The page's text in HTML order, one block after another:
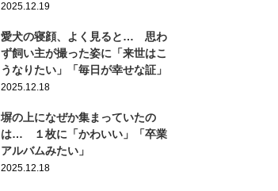
2025.12.19
愛犬の寝顔、よく見ると… 思わ
ず飼い主が撮った姿に「来世はこ
うなりたい」「毎日が幸せな証」
2025.12.18
塀の上になぜか集まっていたの
は… １枚に「かわいい」「卒業
アルバムみたい」
2025.12.18